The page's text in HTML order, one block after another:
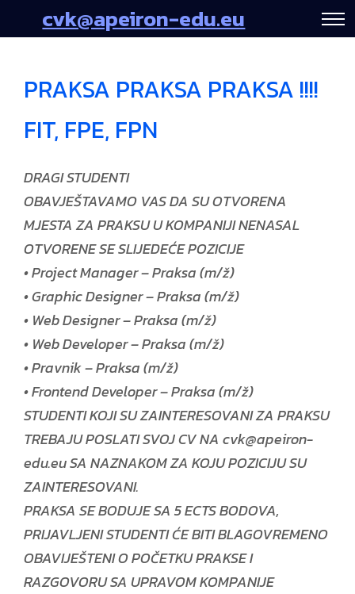
cvk@apeiron-edu.eu
PRAKSA PRAKSA PRAKSA !!!!
FIT, FPE, FPN
DRAGI STUDENTI
OBAVJEŠTAVAMO VAS DA SU OTVORENA
MJESTA ZA PRAKSU U KOMPANIJI NENASAL
OTVORENE SE SLIJEDEĆE POZICIJE
• Project Manager – Praksa (m/ž)
• Graphic Designer – Praksa (m/ž)
• Web Designer – Praksa (m/ž)
• Web Developer – Praksa (m/ž)
• Pravnik – Praksa (m/ž)
• Frontend Developer – Praksa (m/ž)
STUDENTI KOJI SU ZAINTERESOVANI ZA PRAKSU
TREBAJU POSLATI SVOJ CV NA cvk@apeiron-
edu.eu SA NAZNAKOM ZA KOJU POZICIJU SU
ZAINTERESOVANI.
PRAKSA SE BODUJE SA 5 ECTS BODOVA,
PRIJAVLJENI STUDENTI ĆE BITI BLAGOVREMENO
OBAVIJEŠTENI O POČETKU PRAKSE I
RAZGOVORU SA UPRAVOM KOMPANIJE